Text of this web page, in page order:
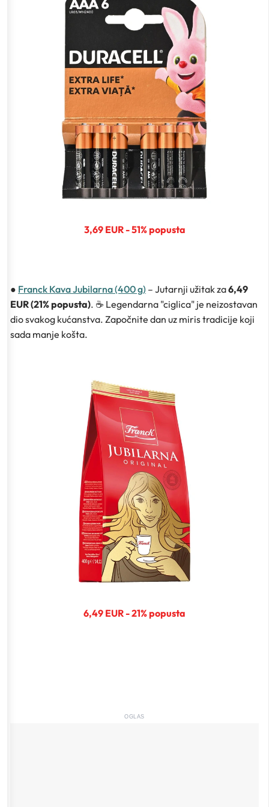
3,69 EUR - 51% popusta
● Franck Kava Jubilarna (400 g) – Jutarnji užitak za6,49
EUR (21% popusta). ☕ Legendarna "ciglica" je neizostavan
dio svakog kućanstva. Započnite dan uz miris tradicije koji
sada manje košta.
6,49 EUR - 21% popusta
OGLAS